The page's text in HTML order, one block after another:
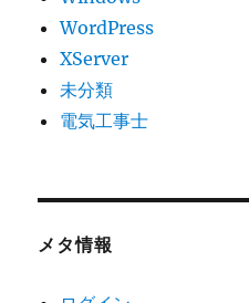
WordPress
XServer
未分類
電気工事士
メタ情報